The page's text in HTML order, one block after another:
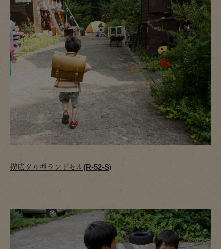
横広タル型ランドセル(R-52-S)